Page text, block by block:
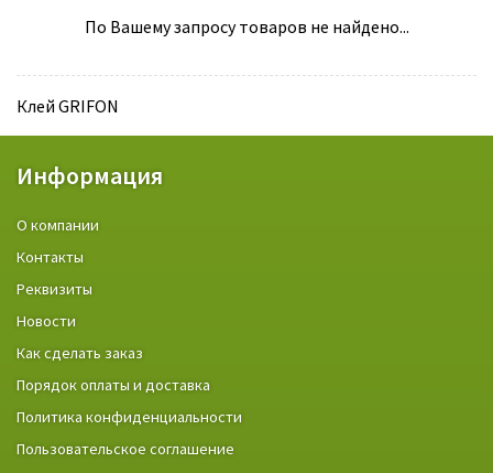
По Вашему запросу товаров не найдено...
Клей GRIFON
Информация
О компании
Контакты
Реквизиты
Новости
Как сделать заказ
Порядок оплаты и доставка
Политика конфиденциальности
Пользовательское соглашение